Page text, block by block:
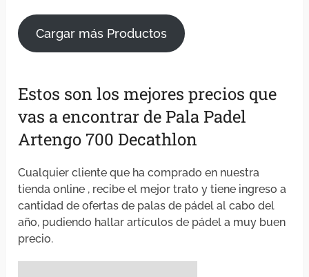
Cargar más Productos
Estos son los mejores precios que
vas a encontrar de Pala Padel
Artengo 700 Decathlon
Cualquier cliente que ha comprado en nuestra
tienda online , recibe el mejor trato y tiene ingreso a
cantidad de ofertas de palas de pádel al cabo del
año, pudiendo hallar artículos de pádel a muy buen
precio.